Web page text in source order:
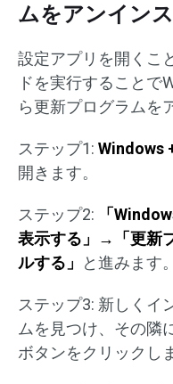
ムをアンイン
設定アプリを開くこ
ドを実行することで
ら更新プログラムを
ステップ1: Windows
開きます。
ステップ2:
「
表示する」→「更新
ルする」
と進みます。
ステップ3: 新しくイ
ムを見つけ、その隣
ボタンをクリックし